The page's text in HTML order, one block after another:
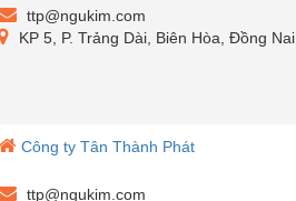
ttp@ngukim.com
KP 5, P. Trảng Dài, Biên Hòa, Đồng Nai
Công ty Tân Thành Phát
ttp@ngukim.com